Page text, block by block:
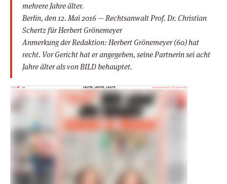
mehrere Jahre älter.
Berlin, den 12. Mai 2016 — Rechtsanwalt Prof. Dr. Christian
Schertz für Herbert Grönemeyer
Anmerkung der Redaktion: Herbert Grönemeyer (60) hat
recht. Vor Gericht hat er angegeben, seine Partnerin sei acht
Jahre älter als von BILD behauptet.